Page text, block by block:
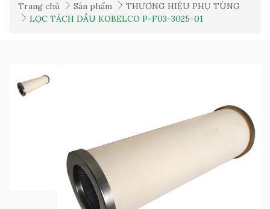
Trang chủ Sản phẩm
THƯƠNG HIỆU PHỤ TÙNG
LỌC TÁCH DẦU KOBELCO P-F03-3025-01